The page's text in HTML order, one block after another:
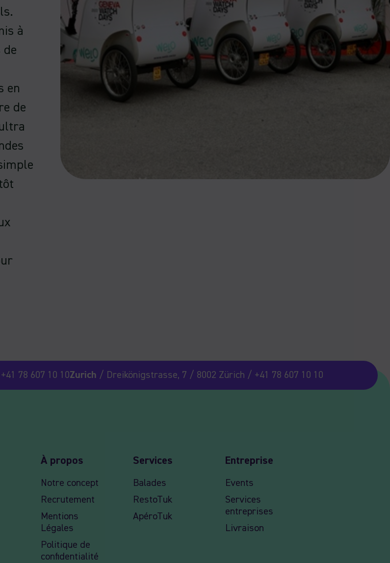
à
de
en
de
78 607 10 10Zurich / Dreikönigstrasse, 7 / 8002 Zürich / +41 78 607 10 10
À propos
Notre concept
Recrutement
Mentions
Légales
Politique de
confidentialité
Services
Balades
RestoTuk
ApéroTuk
Entreprise
Events
Services
entreprises
Livraison